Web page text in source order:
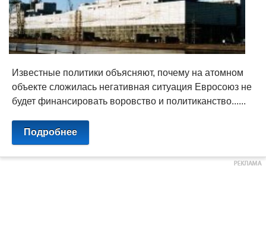
Известные политики объясняют, почему на атомном
объекте сложилась негативная ситуация Евросоюз не
будет финансировать воровство и политиканство......
Подробнее